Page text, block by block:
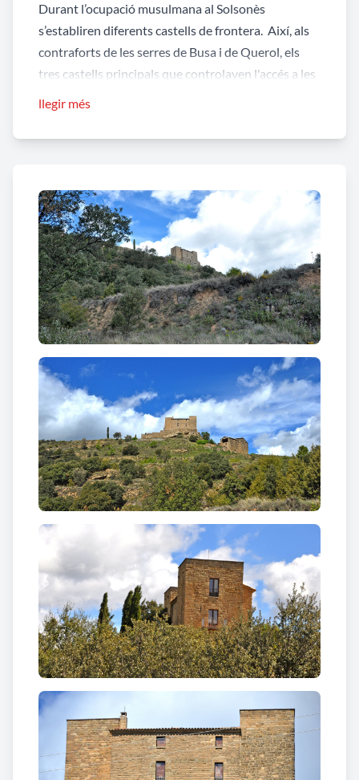
Durant l’ocupació musulmana al Solsonès
s’establiren diferents castells de frontera. Així, als
contraforts de les serres de Busa i de Querol, els
tres castells principals que controlaven l'accés a les
A finals del segle IX, Guifré el Pilós va establir
Solsona segurament pel terme de Besora. El castell
de Besora, situat a uns 840 m d'altitud, controlava
una bona part del baix Solsonès i més enllà, amb
una bona relació visual amb el Castellvell de
Solsona.
Encara que el lloc de Besora surt ja esmentat a
l'acta de consagració de la Catedral de la Seu
d'Urgell del segle IX, no és fins l’any 982, que surt
esmentat en un document un “
chastro Besora”
situat al comtat d'Urgell. Durant els segles XII i XIII
foren senyors del castell els Besora. Ja al segle XIV
la fortificació de Besora consta també, juntament
amb molts d'altres, entre els castells inclosos al
comtat de Cardona, creat l'any 1375.
Elcastell termenat de Besora, construït al cim d'un
serrat a la Vall de Lord entre Navès i la serra de
Busa, és un casal de tres cossos rectangulars
medievals, en forma de torre allargassada, sobre un
penyal, amb murs de protecció, habilitat per a
masia.
S'hi observen tres elements: la torre de planta
rectangular situada a l'extrem de tramuntana; la
torre ubicada a l’extrem meridional, també de
planta rectangular i potser coetània de la primera; i
la construcció que fa de nexe de les dues
esmentades torres.Pel que fa a l'aparell constructiu,
els carreus de tot el castell solen ser ben tallats i
llegir més